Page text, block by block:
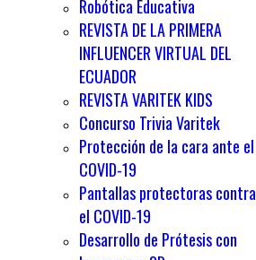
Robótica Educativa
REVISTA DE LA PRIMERA
INFLUENCER VIRTUAL DEL
ECUADOR
REVISTA VARITEK KIDS
Concurso Trivia Varitek
Protección de la cara ante el
COVID-19
Pantallas protectoras contra
el COVID-19
Desarrollo de Prótesis con